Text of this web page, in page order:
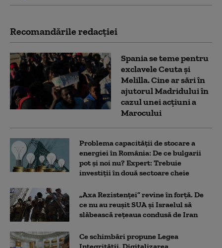
Recomandările redacţiei
Spania se teme pentru
exclavele Ceuta și
Melilla. Cine ar sări în
ajutorul Madridului în
cazul unei acțiuni a
Marocului
Problema capacității de stocare a
energiei în România: De ce bulgarii
pot și noi nu? Expert: Trebuie
investiții în două sectoare cheie
„Axa Rezistenței” revine în forță. De
ce nu au reușit SUA și Israelul să
slăbească rețeaua condusă de Iran
Ce schimbări propune Legea
Integrității. Digitalizarea